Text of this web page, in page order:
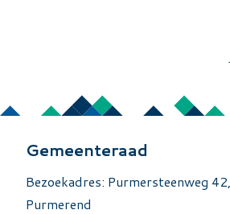
Gemeenteraad
Bezoekadres: Purmersteenweg
Purmerend